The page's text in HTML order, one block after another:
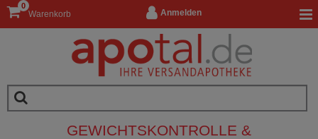
Anmelden
Warenkorb
0
GEWICHTSKONTROLLE &